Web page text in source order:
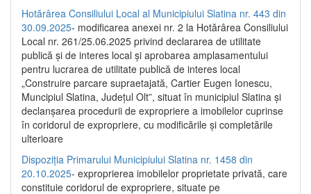
Hotărârea Consiliului Local al Municipiului Slatina nr. 443 din
30.09.2025- modificarea anexei nr. 2 la Hotărârea Consiliului
Local nr. 261/25.06.2025 privind declararea de utilitate
publică şi de interes local şi aprobarea amplasamentului
pentru lucrarea de utilitate publică de interes local
„Construire parcare supraetajată, Cartier Eugen Ionescu,
Muncipiul Slatina, Judeţul Olt”, situat în municipiul Slatina şi
declanşarea procedurii de expropriere a imobilelor cuprinse
în coridorul de expropriere, cu modificările şi completările
ulterioare
Dispoziția Primarului Municipiului Slatina nr. 1458 din
20.10.2025- exproprierea imobilelor proprietate privată, care
constituie coridorul de expropriere, situate pe